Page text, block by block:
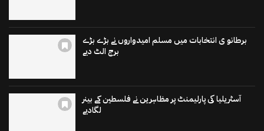
برطانو ی انتخابات میں مسلم امیدواروں نے بڑے بڑے
برج الٹ دیے
آسٹریلیا کی پارلیمنٹ پر مظاہرین نے فلسطین کے بینر
لگادیے